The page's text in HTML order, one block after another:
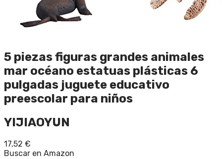
5 piezas figuras grandes animales
mar océano estatuas plásticas 6
pulgadas juguete educativo
preescolar para niños
YIJIAOYUN
17,52 €
Buscar en Amazon